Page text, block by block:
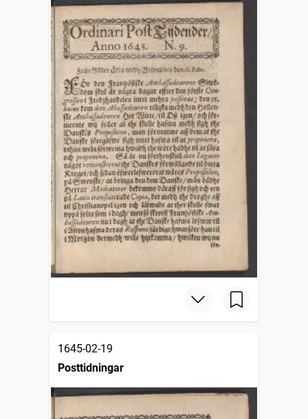
1645-02-19
Posttidningar